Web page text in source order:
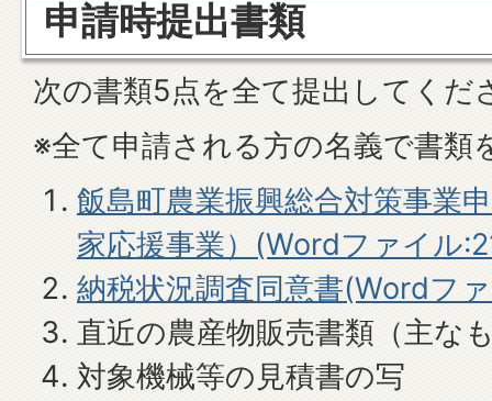
申請時提出書類
次の書類5点を全て提出してくだ
※全て申請される方の名義で書類
飯島町農業振興総合対策事業
家応援事業）(Wordファイル
納税状況調査同意書(Wordフ
直近の農産物販売書類（主な
対象機械等の見積書の写